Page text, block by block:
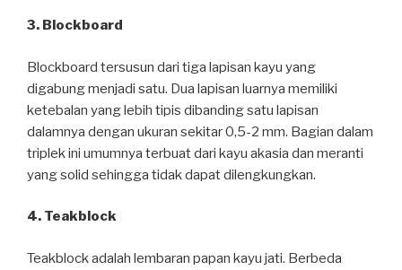
3. Blockboard
Blockboard tersusun dari tiga lapisan kayu yang
digabung menjadi satu. Dua lapisan luarnya memiliki
ketebalan yang lebih tipis dibanding satu lapisan
dalamnya dengan ukuran sekitar 0,5-2 mm. Bagian dalam
triplek ini umumnya terbuat dari kayu akasia dan meranti
yang solid sehingga tidak dapat dilengkungkan.
4. Teakblock
Teakblock adalah lembaran papan kayu jati. Berbeda